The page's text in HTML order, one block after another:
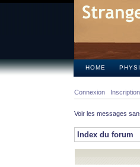
HOME
Connexion Inscription
Voir les messages
Index du forum